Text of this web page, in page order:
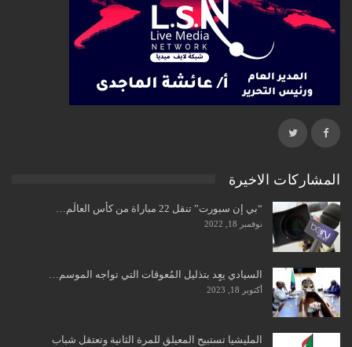
المشاركات الاخيرة
“بي إن سبورت” تنقل 22 مباراة من كأس العالَم…
نوفمبر 18, 2022
السيادي يعٍد بتذليل المُعوقات التي تواجه الموسم…
أكتوبر 18, 2023
المليشيا تستبيح المعيلق للمرة الثانية وتعتقل شباب